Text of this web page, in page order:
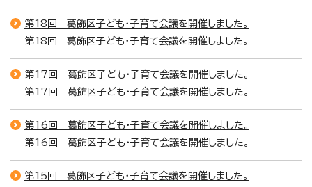
第18回 葛飾区子ども・子育て会議を開催しました。
第18回 葛飾区子ども・子育て会議を開催しました。
第17回 葛飾区子ども・子育て会議を開催しました。
第17回 葛飾区子ども・子育て会議を開催しました。
第16回 葛飾区子ども・子育て会議を開催しました。
第16回 葛飾区子ども・子育て会議を開催しました。
第15回 葛飾区子ども・子育て会議を開催しました。